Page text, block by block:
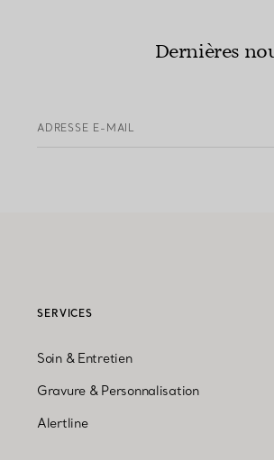
Dernières
ADRESSE E-MAIL
SERVICES
Soin & Entretien
Gravure & Personnalisation
Alertline